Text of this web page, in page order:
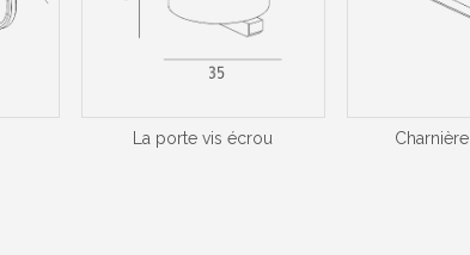
La porte vis écrou